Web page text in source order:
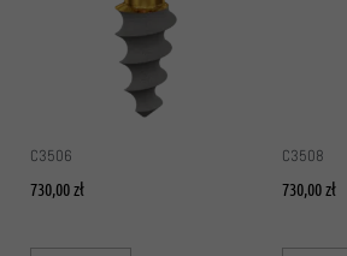
C3506
730,00zł
C3508
730,00zł